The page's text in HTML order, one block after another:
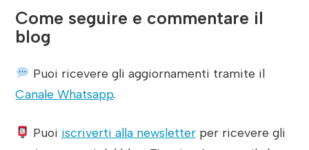
Come seguire e commentare il
blog
Puoi ricevere gli aggiornamenti tramite il
Canale Whatsapp.
Puoi iscriverti alla newsletterper ricevere gli